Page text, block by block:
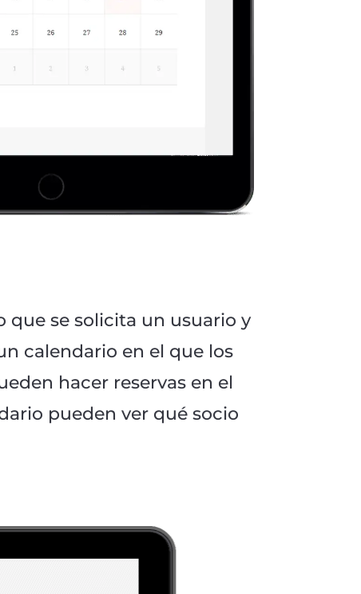
que se solicita un usuario y
calendario en el que los
hacer reservas en el
pueden ver qué socio